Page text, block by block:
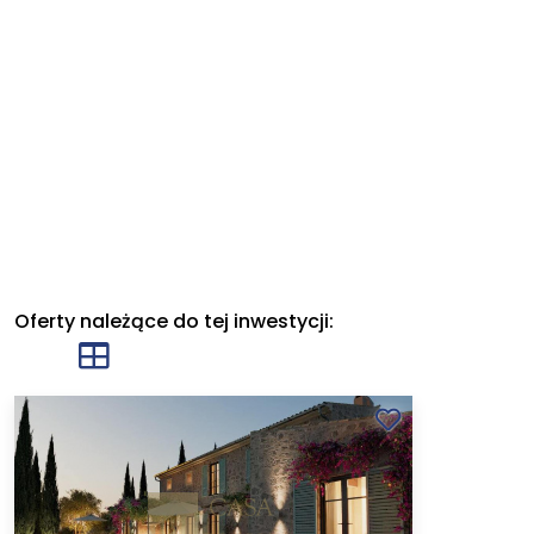
Oferty należące do tej inwestycji: